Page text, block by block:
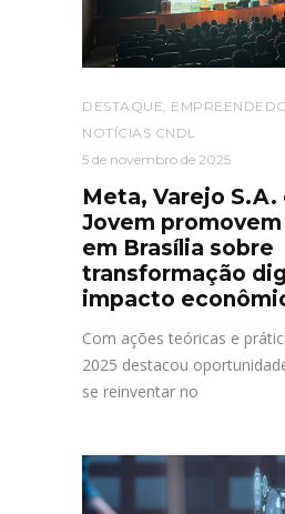
DESTAQUE
NOTÍCIAS CNDL
5 de novembro de 2025
Meta, Varejo S.A.
Jovem
em Brasília sobre
transformação
impacto
Com ações teóricas e
2025 destacou
se reinventar no